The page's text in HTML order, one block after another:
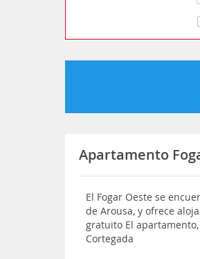
Apartamento
El Fogar Oeste se
de Arousa, y ofrece
gratuito El
Cortegada